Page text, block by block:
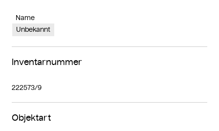
Name
Unbekannt
Inventarnummer
222573/9
Objektart